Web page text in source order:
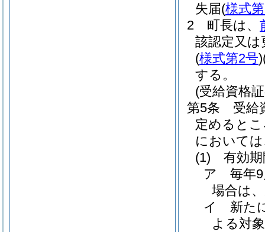
失届(様式
2
町長は、
該認定又は
(様式第2号)
する。
(受給資格
第5条
受給
定めると
において
(1)
有効
ア
毎年
場合は
イ
新た
よる対